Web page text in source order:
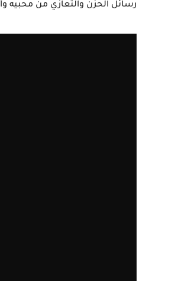
رسائل الحزن والتعازي من محبيه